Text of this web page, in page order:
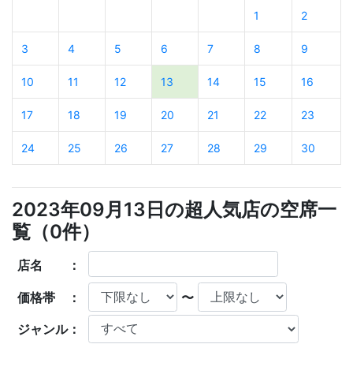
1 2
3 4 5 6 7 8 9
10 11 12 13 14 15 16
17 18 19 20 21 22 23
24 25 26 27 28 29 30
2023年09月13日の超人気店の空席一
覧（0件）
店名 ：
価格帯 ： 〜
ジャンル：